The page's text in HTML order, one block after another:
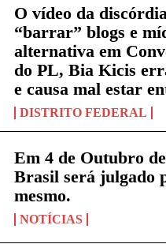
O vídeo da
“barrar” blogs e
alternativa em
do PL, Bia Kicis
e causa mal estar
DISTRITO FEDERAL
Em 4 de Outubro
Brasil será julgado
mesmo.
NOTÍCIAS